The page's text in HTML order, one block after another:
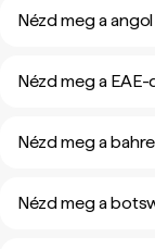
Nézd meg a
Nézd meg a
Nézd meg a
Nézd meg a